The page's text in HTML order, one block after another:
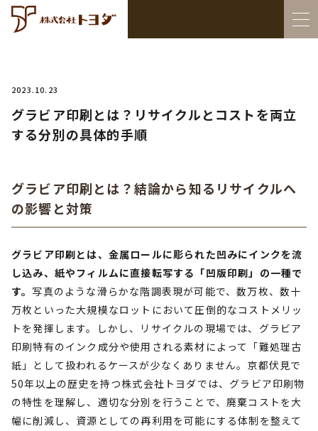
2023.10.23
グラビア印刷とは？リサイクルとコストを両立
する分別の具体的手順
グラビア印刷とは？結論から知るリサイクルへ
の影響と対策
グラビア印刷とは、金属ロールに彫られた凹みにインクを流
し込み、紙やフィルムに直接転写する「凹版印刷」の一種で
す。 写真のような滑らかな階調表現が可能で、数万枚、数十
万枚といった大規模なロットにおいて圧倒的なコストメリッ
トを発揮します。しかし、リサイクルの現場では、グラビア
印刷特有のインク成分や使用される素材によって「難処理古
紙」として扱われるケースが少なくありません。京都伏見で
50年以上の歴史を持つ株式会社トヨダでは、グラビア印刷物
の特性を理解し、適切な分別を行うことで、廃棄コストを大
幅に削減し、資源としての再利用を可能にする体制を整えて